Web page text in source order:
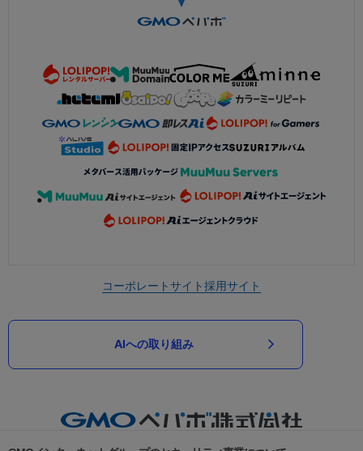
コーポレートサイト採用サイト
AIへの取り組み